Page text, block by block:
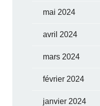
mai 2024
avril 2024
mars 2024
février 2024
janvier 2024